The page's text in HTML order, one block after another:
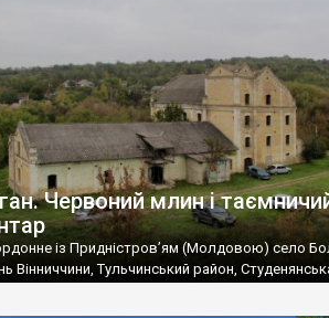
Червоний млин і
із Придністров’ям (Молдовою) село
Вінниччини, Тульчинський район,